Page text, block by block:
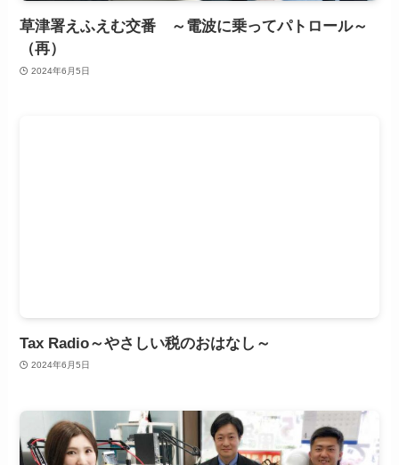
草津署えふえむ交番 ～電波に乗ってパトロール～
（再）
2024年6月5日
Tax Radio～やさしい税のおはなし～
2024年6月5日